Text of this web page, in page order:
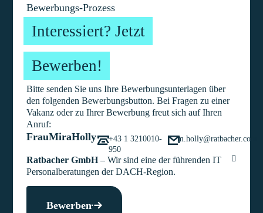
Bewerbungs-Prozess
Interessiert? Jetzt
Bewerben!
Bitte senden Sie uns Ihre Bewerbungsunterlagen über
den folgenden Bewerbungsbutton. Bei Fragen zu einer
Vakanz oder zu Ihrer Bewerbung freut sich auf Ihren
Anruf:
FrauMiraHolly
+43 1 3210010-
950
m.holly@ratbacher.com
Ratbacher GmbH– Wir sind eine der führenden IT
Personalberatungen der DACH-Region.
Bewerben